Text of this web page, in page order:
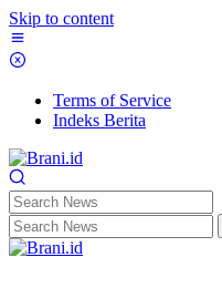
Skip to content
Terms of Service
Indeks Berita